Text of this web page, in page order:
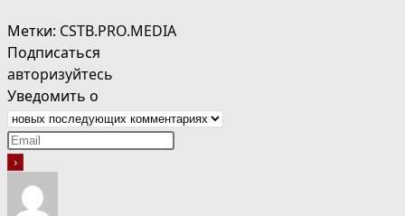
Метки: CSTB.PRO.MEDIA
Подписаться
авторизуйтесь
Уведомить о